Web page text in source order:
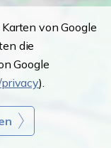
von Google
die
Google
).